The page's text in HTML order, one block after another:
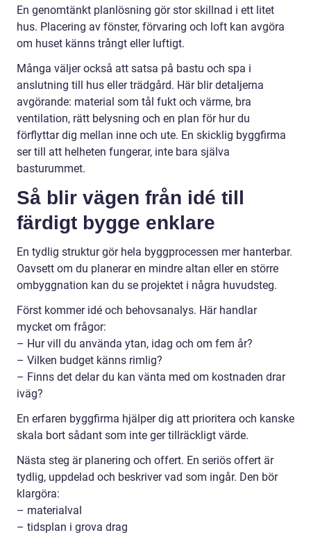
En genomtänkt planlösning gör stor skillnad i ett litet
hus. Placering av fönster, förvaring och loft kan avgöra
om huset känns trångt eller luftigt.
Många väljer också att satsa på bastu och spa i
anslutning till hus eller trädgård. Här blir detaljerna
avgörande: material som tål fukt och värme, bra
ventilation, rätt belysning och en plan för hur du
förflyttar dig mellan inne och ute. En skicklig byggfirma
ser till att helheten fungerar, inte bara själva
basturummet.
Så blir vägen från idé till
färdigt bygge enklare
En tydlig struktur gör hela byggprocessen mer hanterbar.
Oavsett om du planerar en mindre altan eller en större
ombyggnation kan du se projektet i några huvudsteg.
Först kommer idé och behovsanalys. Här handlar
mycket om frågor:
– Hur vill du använda ytan, idag och om fem år?
– Vilken budget känns rimlig?
– Finns det delar du kan vänta med om kostnaden drar
iväg?
En erfaren byggfirma hjälper dig att prioritera och kanske
skala bort sådant som inte ger tillräckligt värde.
Nästa steg är planering och offert. En seriös offert är
tydlig, uppdelad och beskriver vad som ingår. Den bör
klargöra:
– materialval
– tidsplan i grova drag